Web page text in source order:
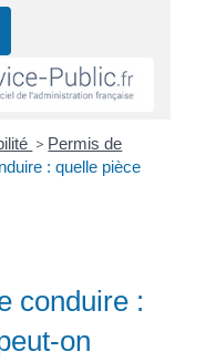
> Permis de
: quelle pièce
conduire :
on